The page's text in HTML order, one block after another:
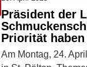
Präsident der
Priorität haben
Am Montag, 24.